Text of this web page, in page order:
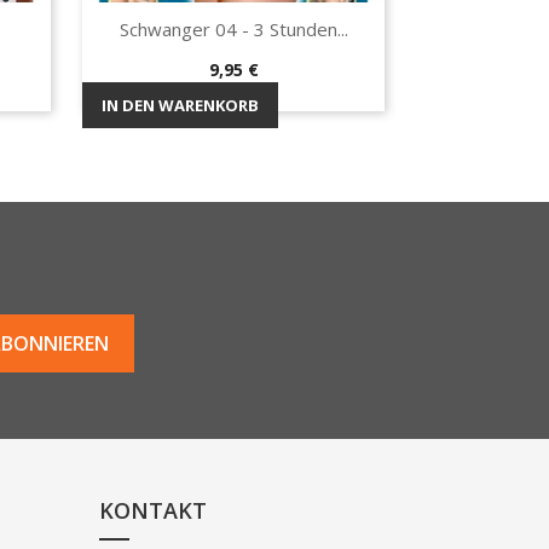
Vorschau
Schwanger 04 - 3 Stunden...
Preis
9,95 €
IN DEN WARENKORB
KONTAKT